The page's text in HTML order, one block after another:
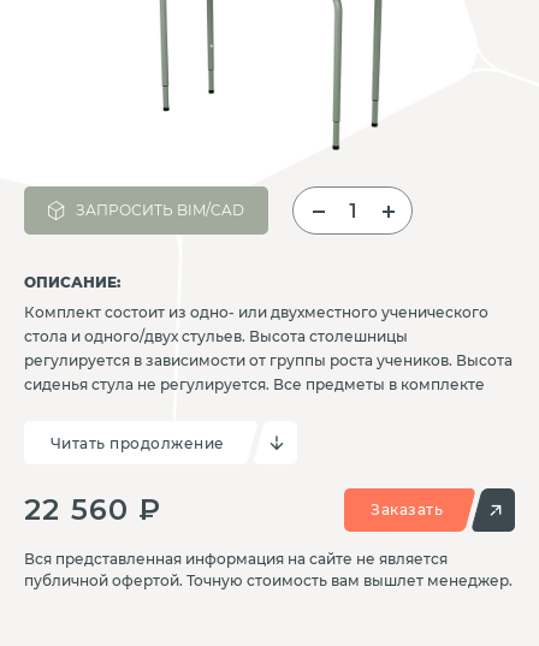
ЗАПРОСИТЬ BIM/CAD
ОПИСАНИЕ:
Комплект состоит из одно- или двухместного ученического
стола и одного/двух стульев. Высота столешницы
регулируется в зависимости от группы роста учеников. Высота
сиденья стула не регулируется. Все предметы в комплекте
каркасе. Столешница изготовлена из ДСП толщиной 18 мм с
износостойким покрытием, кpaя скруглены и обработаны
доукомплектованы колесиками для удобства перемещения.
Читать продолжение
22 560 ₽ Заказать
Вся представленная информация на сайте не является
публичной офертой. Точную стоимость вам вышлет менеджер.